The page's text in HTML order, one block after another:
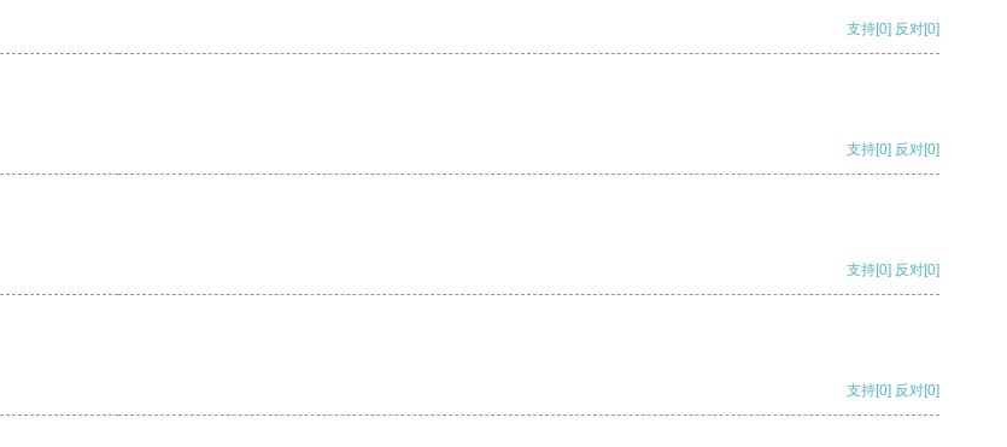
支持[0] 反对[0]
支持[0] 反对[0]
支持[0] 反对[0]
支持[0] 反对[0]